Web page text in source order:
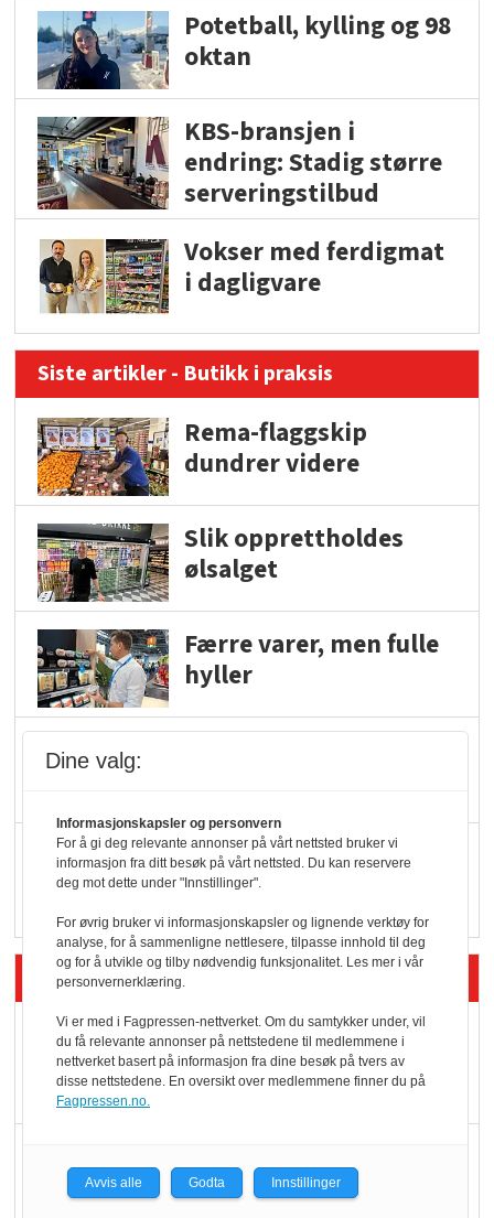
Potetball, kylling og 98
oktan
KBS-bransjen i
endring: Stadig større
serveringstilbud
Vokser med ferdigmat
i dagligvare
Siste artikler - Butikk i praksis
Rema-flaggskip
dundrer videre
Slik opprettholdes
ølsalget
Færre varer, men fulle
hyller
Q passerte 1 milliard i
Rema i 2025
Siste artikler - Økologisk
Kolonihagens norske
yoghurt: Trues av
melkemangel
Økologisk Norge sin
Dine valg:
Informasjonskapsler og personvern
For å gi deg relevante annonser på vårt nettsted bruker vi
informasjon fra ditt besøk på vårt nettsted. Du kan reservere
deg mot dette under "Innstillinger".
For øvrig bruker vi informasjonskapsler og lignende verktøy for
analyse, for å sammenligne nettlesere, tilpasse innhold til deg
og for å utvikle og tilby nødvendig funksjonalitet. Les mer i vår
personvernerklæring.
Vi er med i Fagpressen-nettverket. Om du samtykker under, vil
du få relevante annonser på nettstedene til medlemmene i
nettverket basert på informasjon fra dine besøk på tvers av
disse nettstedene. En oversikt over medlemmene finner du på
Fagpressen.no.
Avvis alle Godta Innstillinger